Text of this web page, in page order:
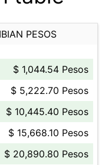
PESOS
$ 1,044.54 Pesos
$ 5,222.70 Pesos
$ 10,445.40 Pesos
$ 15,668.10 Pesos
$ 20,890.80 Pesos